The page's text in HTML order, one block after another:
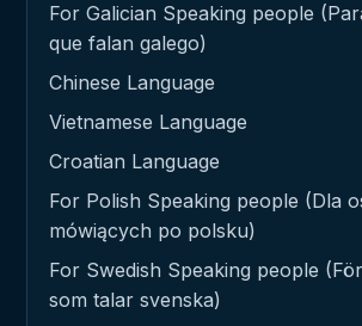
For Galician Speaking people
que falan galego)
Chinese Language
Vietnamese Language
Croatian Language
For Polish Speaking people (Dla
mówiących po polsku)
For Swedish Speaking people
som talar svenska)